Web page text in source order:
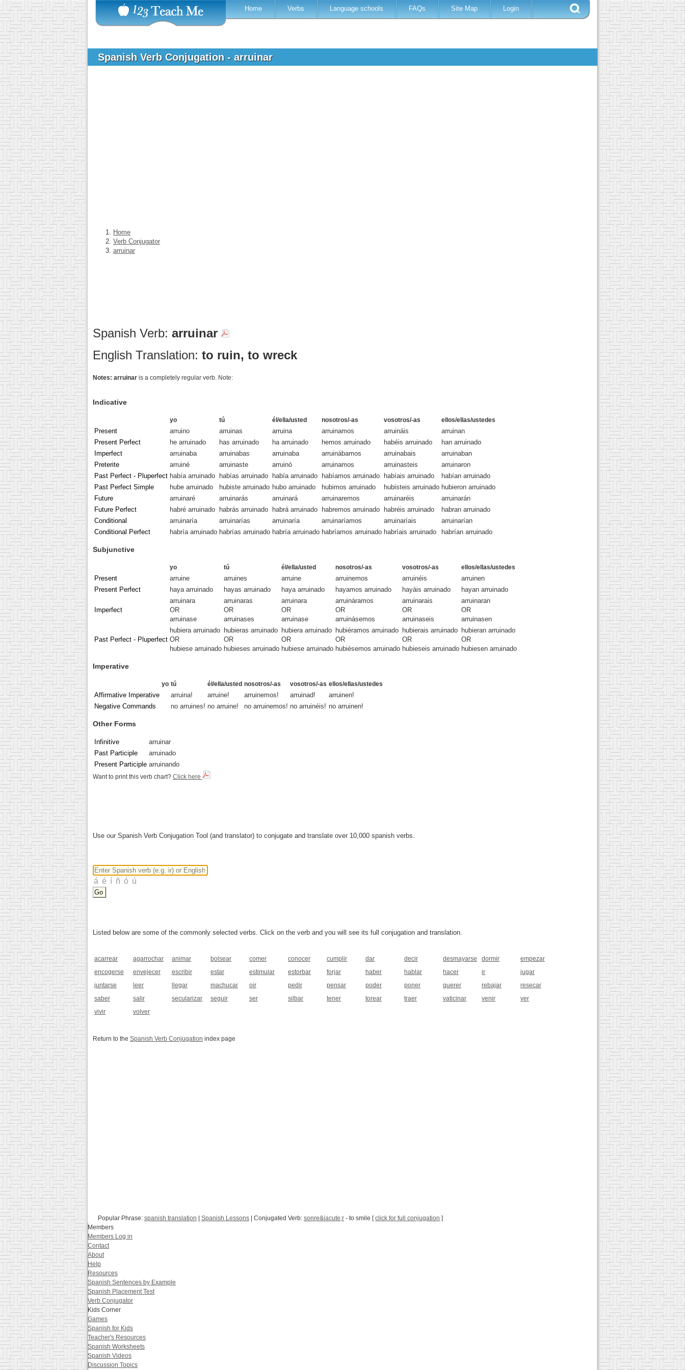
Home Verbs Language schools FAQs Site Map Login
Spanish Verb Conjugation - arruinar
Home
Verb Conjugator
arruinar
Spanish Verb: arruinar
English Translation: to ruin, to wreck
Notes: arruinar is a completely regular verb. Note:
Indicative
yo tú él/ella/usted nosotros/-as vosotros/-as ellos/ellas/ustedes
Present arruino arruinas arruina arruinamos arruináis
arruinan
Present Perfect
he arruinado has arruinado ha arruinado hemos arruinado habéis arruinado
han arruinado
Imperfect
arruinaba arruinabas arruinaba arruinábamos arruinabais
arruinaban
Preterite
arruiné arruinaste arruinó arruinamos arruinasteis
arruinaron
Past Perfect - Pluperfect había arruinado habías arruinado había arruinado habíamos arruinado habíais arruinado
habían arruinado
Past Perfect Simple
hube arruinado hubiste arruinado hubo arruinado hubimos arruinado hubisteis arruinado hubieron arruinado
Future
arruinaré arruinarás arruinará arruinaremos arruinaréis
arruinarán
Future Perfect
habré arruinado habrás arruinado habrá arruinado habremos arruinado habréis arruinado
habran arruinado
Conditional
arruinaría arruinarías arruinaría arruinaríamos arruinaríais
arruinarían
Conditional Perfect
habría arruinado habrías arruinado habría arruinado habríamos arruinado habríais arruinado habrían arruinado
Subjunctive
yo tú él/ella/usted nosotros/-as vosotros/-as ellos/ellas/ustedes
Present arruine arruines arruine arruinemos arruinéis
arruinen
Present Perfect
haya arruinado hayas arruinado haya arruinado hayamos arruinado hayáis arruinado hayan arruinado
Imperfect
arruinara
OR
arruinase
arruinaras
OR
arruinases
arruinara
OR
arruinase
arruináramos
OR
arruinásemos
arruinarais
OR
arruinaseis
arruinaran
OR
arruinasen
Past Perfect - Pluperfect
hubiera arruinado
OR
hubiese arruinado
hubieras arruinado
OR
hubieses arruinado
hubiera arruinado
OR
hubiese arruinado
hubiéramos arruinado
OR
hubiésemos arruinado
hubierais arruinado
OR
hubieseis arruinado
hubieran arruinado
OR
hubiesen arruinado
Imperative
yo tú él/ella/usted nosotros/-as vosotros/-as ellos/ellas/ustedes
Affirmative Imperative arruina! arruine! arruinemos! arruinad!
arruinen!
Negative Commands
no arruines! no arruine! no arruinemos! no arruinéis! no arruinen!
Other Forms
Infinitive
arruinar
Past Participle
arruinado
Present Participle arruinando
Want to print this verb chart? Click here
Use our Spanish Verb Conjugation Tool (and translator) to conjugate and translate over 10,000 spanish verbs.
Listed below are some of the commonly selected verbs. Click on the verb and you will see its full conjugation and translation.
acarrear agarrochar animar bolsear comer conocer cumplir dar decir desmayarse dormir
empezar
encogerse
envejecer escribir estar estimular estorbar forjar haber hablar hacer ir
jugar
juntarse
leer llegar machucar oir pedir pensar poder poner querer rebajar
resecar
saber
salir secularizar seguir ser silbar tener torear traer vaticinar venir
ver
vivir
volver
Return to the Spanish Verb Conjugation index page
Popular Phrase: spanish translation | Spanish Lessons | Conjugated Verb: sonre&iacute;r - to smile [click for full conjugation ]
Members
Members Log in
Contact
About
Help
Resources
Spanish Sentences by Example
Spanish Placement Test
Verb Conjugator
Kids Corner
Games
Spanish for Kids
Teacher's Resources
Spanish Worksheets
Spanish Videos
Discussion Topics